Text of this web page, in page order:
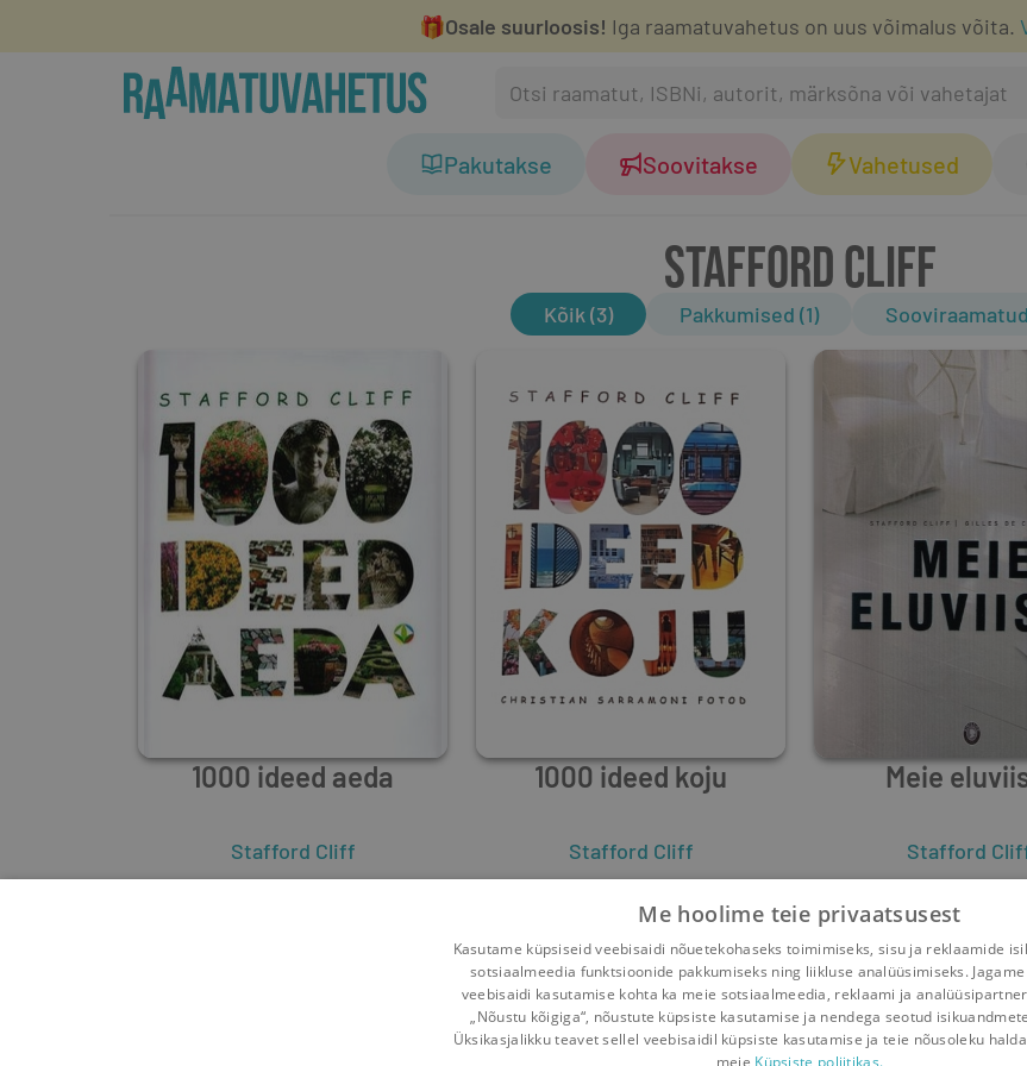
🎁Osale suurloosis! Iga raamatuvahetus on uus võimalus võita.
Pakutakse Soovitakse Vahetused
STAFFORD CLIFF
Kõik (3) Pakkumised (1)
1000 ideed aeda
Stafford Cliff
1000 ideed koju
Stafford Cliff
Meie
Stafford
Me hoolime teie privaatsusest
Kasutame küpsiseid veebisaidi nõuetekohaseks toimimiseks, sisu ja reklaamide
sotsiaalmeedia funktsioonide pakkumiseks ning liikluse analüüsimiseks.
veebisaidi kasutamise kohta ka meie sotsiaalmeedia, reklaami ja
„Nõustu kõigiga“, nõustute küpsiste kasutamise ja nendega seotud
Üksikasjalikku teavet sellel veebisaidil küpsiste kasutamise ja teie nõusoleku
meie Küpsiste poliitikas.